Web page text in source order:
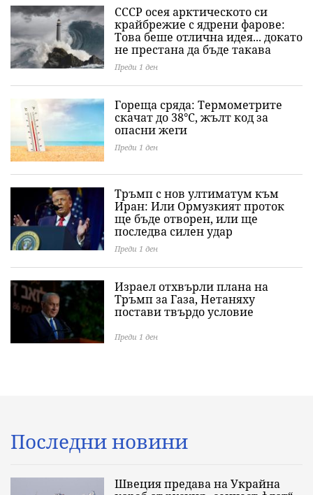
СССР осея арктическото си
крайбрежие с ядрени фарове:
Това беше отлична идея... докато
не престана да бъде такава
Преди 1 ден
Гореща сряда: Термометрите
скачат до 38°C, жълт код за
опасни жеги
Преди 1 ден
Тръмп с нов ултиматум към
Иран: Или Ормузкият проток
ще бъде отворен, или ще
последва силен удар
Преди 1 ден
Израел отхвърли плана на
Тръмп за Газа, Нетаняху
постави твърдо условие
Преди 1 ден
Последни новини
Швеция предава на Украйна